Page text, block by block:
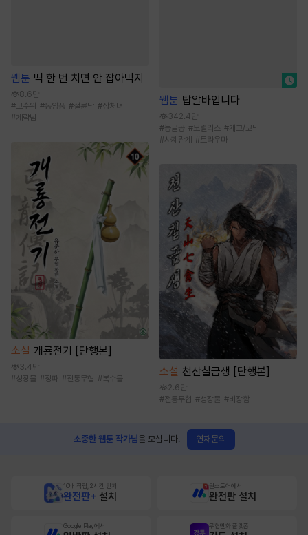
웹툰 떡 한 번 치면 안 잡아먹지
8.6만
#고수위 #동양풍 #절륜남 #상처녀
# 계략남
소설 개룡전기 [단행본]
3.4만
#성장물 #정파 #전통무협 #복수물
웹툰 탑알바입니다
342.4만
#능글공 #모럴리스 #개그/코믹
#사제관계 #트라우마
소설 천산칠금생 [단행본]
2.6만
#전통무협 #성장물 #비장함
소중한 웹툰 작가님을 모십니다. 연재문의
10배 적립, 2시간 먼저
완전판+ 설치
원스토어에서
완전판 설치
Google Play에서 무협만화 플랫폼